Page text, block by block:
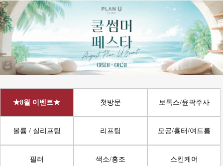
★8월 이벤트★ 첫방문 보톡스/윤곽주사
볼륨 / 실리프팅 리프팅 모공/흉터/여드름
필러 색소/홍조 스킨케어